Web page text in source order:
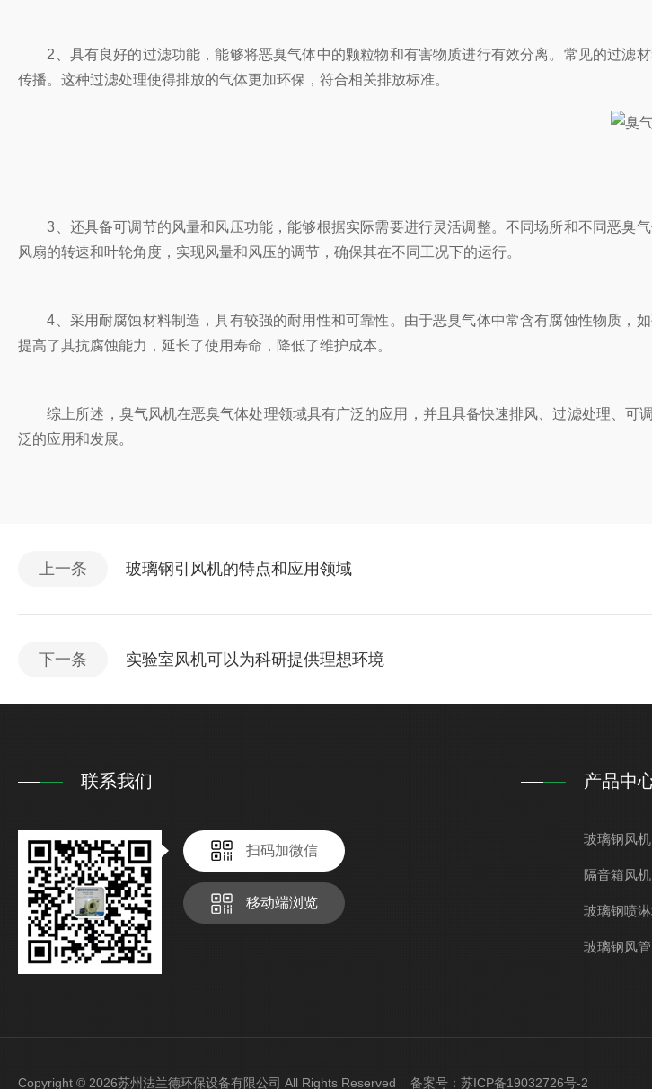
2、具有良好的过滤功能，能够将恶臭气体中的颗粒物和有害物质进行有效分离。常见的过滤
传播。这种过滤处理使得排放的气体更加环保，符合相关排放标准。
3、还具备可调节的风量和风压功能，能够根据实际需要进行灵活调整。不同场所和不同恶臭
风扇的转速和叶轮角度，实现风量和风压的调节，确保其在不同工况下的运行。
4、采用耐腐蚀材料制造，具有较强的耐用性和可靠性。由于恶臭气体中常含有腐蚀性物质，
提高了其抗腐蚀能力，延长了使用寿命，降低了维护成本。
综上所述，臭气风机在恶臭气体处理领域具有广泛的应用，并且具备快速排风、过滤处理、可
泛的应用和发展。
上一条 玻璃钢引风机的特点和应用领域
下一条 实验室风机可以为科研提供理想环境
联系我们
扫码加微信
移动端浏览
产品中
玻璃钢风机
隔音箱风机
玻璃钢喷
玻璃钢风管
Copyright © 2026苏州法兰德环保设备有限公司 All Rights Reserved 备案号： 苏ICP备19032726号-2